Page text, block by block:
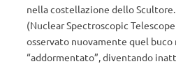
nella costellazione dello
(Nuclear Spectroscopic
osservato nuovamente quel buco
“addormentato”, diventando